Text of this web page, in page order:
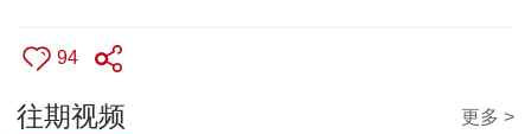
94
往期视频 更多 >